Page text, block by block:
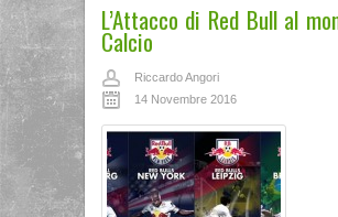
L’Attacco di Red Bull al
Calcio
Riccardo Angori
14 Novembre 2016